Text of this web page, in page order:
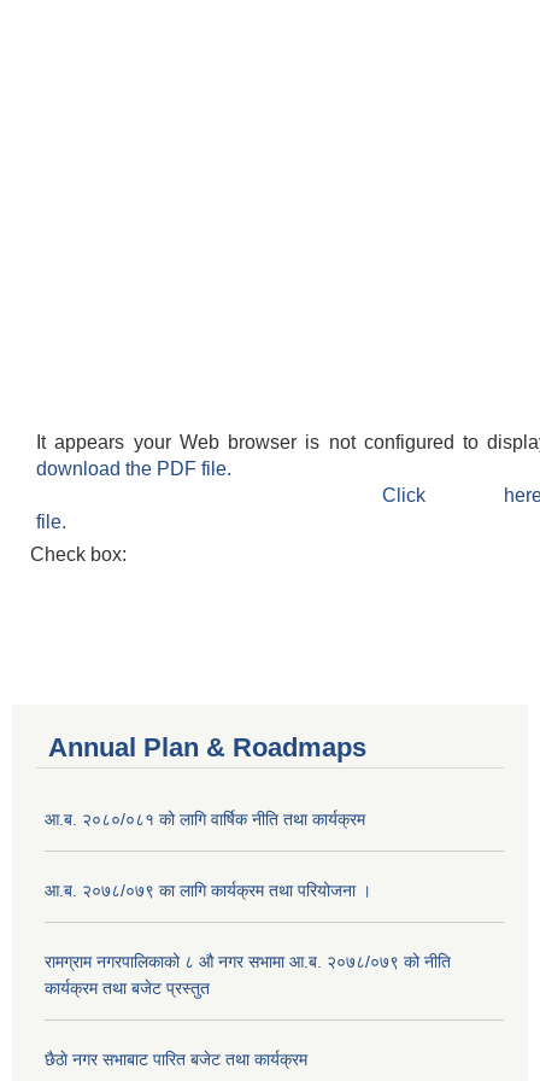
It appears your Web browser is not configured to
download the PDF file.
Click
file.
Check box:
Annual Plan & Roadmaps
आ.ब. २०८०/०८१ को लागि वार्षिक नीति तथा कार्यक्रम
आ.ब. २०७८/०७९ का लागि कार्यक्रम तथा परियोजना ।
‍रामग्राम नगरपालिकाको ८ औ नगर सभामा आ‍.ब. २०७८/०७९ को नीति
कार्यक्रम तथा बजेट प्रस्तुत
छै‌ठाे नगर सभाबाट पारित बजेट तथा कार्यक्रम